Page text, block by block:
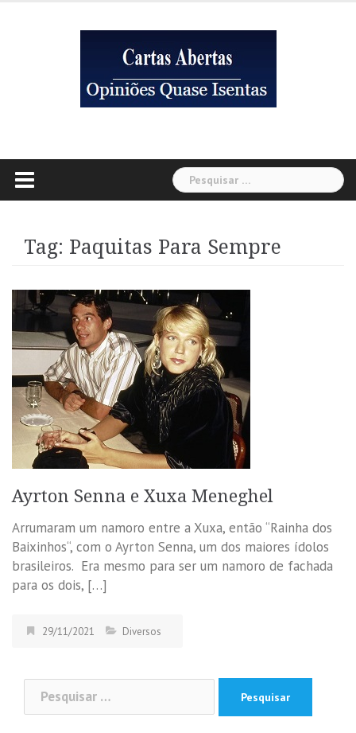
Pesquisar
por:
Tag: Paquitas Para Sempre
Ayrton Senna e Xuxa Meneghel
Arrumaram um namoro entre a Xuxa, então “Rainha dos
Baixinhos“, com o Ayrton Senna, um dos maiores ídolos
brasileiros. Era mesmo para ser um namoro de fachada
para os dois, […]
29/11/2021 Diversos
Pesquisar
por: